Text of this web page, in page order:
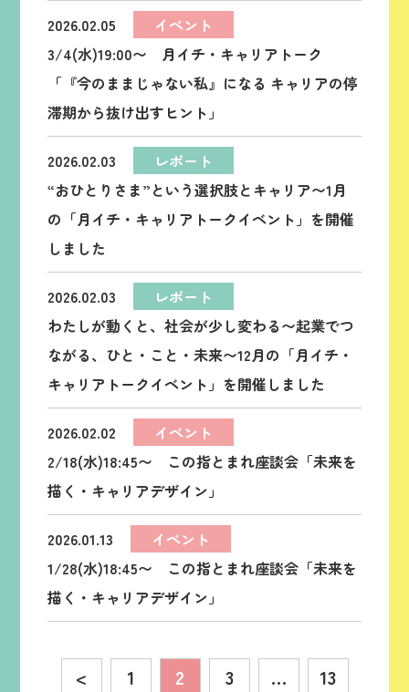
2026.02.05
イベント
3/4(水)19:00〜 月イチ・キャリアトーク
「『今のままじゃない私』になる キャリアの停
滞期から抜け出すヒント」
2026.02.03
レポート
“おひとりさま”という選択肢とキャリア〜1月
の「月イチ・キャリアトークイベント」を開催
しました
2026.02.03
レポート
わたしが動くと、社会が少し変わる〜起業でつ
ながる、ひと・こと・未来〜12月の「月イチ・
キャリアトークイベント」を開催しました
2026.02.02
イベント
2/18(水)18:45〜 この指とまれ座談会「未来を
描く・キャリアデザイン」
2026.01.13
イベント
1/28(水)18:45〜 この指とまれ座談会「未来を
描く・キャリアデザイン」
< 1 2 3 …
13